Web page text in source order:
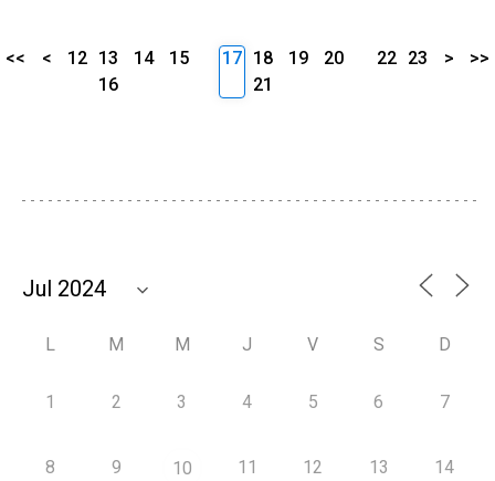
<< < 12 13 14
15
16
17 18 19
20
21
22 23 > >>
L M M J V S D
1 2 3 4 5 6 7
8 9 10 11 12 13 14